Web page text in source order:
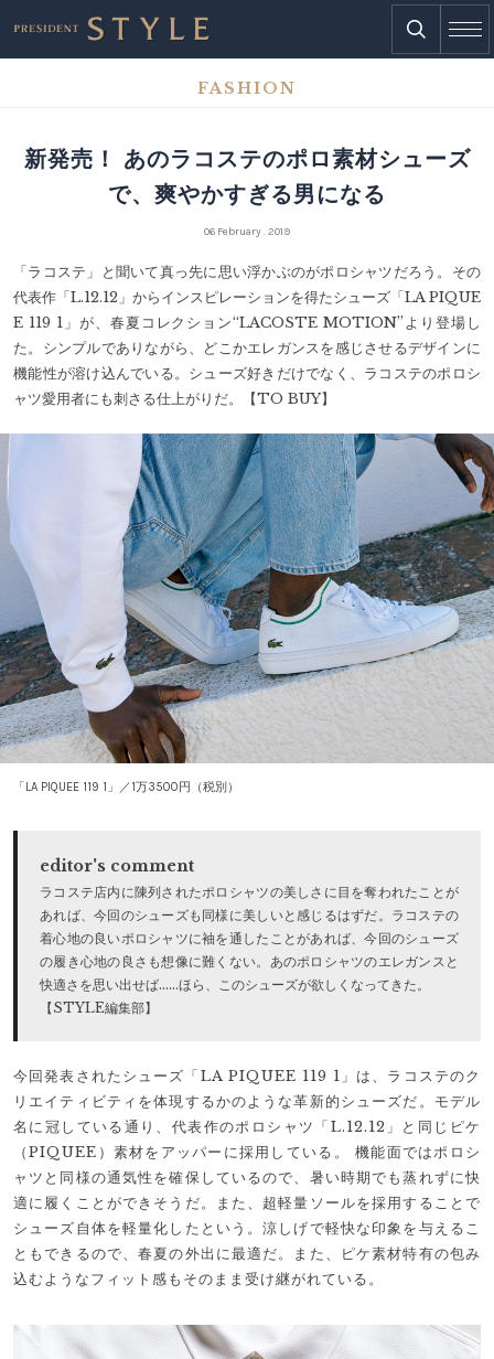
FASHION
新発売！ あのラコステのポロ素材シューズ
で、爽やかすぎる男になる
06 February . 2019
「ラコステ」と聞いて真っ先に思い浮かぶのがポロシャツだろう。その
代表作「L.12.12」からインスピレーションを得たシューズ「LA PIQUE
E 119 1」が、春夏コレクション“LACOSTE MOTION”より登場し
た。シンプルでありながら、どこかエレガンスを感じさせるデザインに
機能性が溶け込んでいる。シューズ好きだけでなく、ラコステのポロシ
ャツ愛用者にも刺さる仕上がりだ。【TO BUY】
「LA PIQUEE 119 1」／1万3500円（税別）
editor's comment
ラコステ店内に陳列されたポロシャツの美しさに目を奪われたことが
あれば、今回のシューズも同様に美しいと感じるはずだ。ラコステの
着心地の良いポロシャツに袖を通したことがあれば、今回のシューズ
の履き心地の良さも想像に難くない。あのポロシャツのエレガンスと
快適さを思い出せば……ほら、このシューズが欲しくなってきた。
【STYLE編集部】
今回発表されたシューズ「LA PIQUEE 119 1」は、ラコステのク
リエイティビティを体現するかのような革新的シューズだ。モデル
名に冠している通り、代表作のポロシャツ「L.12.12」と同じピケ
（PIQUEE）素材をアッパーに採用している。 機能面ではポロシ
ャツと同様の通気性を確保しているので、暑い時期でも蒸れずに快
適に履くことができそうだ。また、超軽量ソールを採用することで
シューズ自体を軽量化したという。涼しげで軽快な印象を与えるこ
ともできるので、春夏の外出に最適だ。また、ピケ素材特有の包み
込むようなフィット感もそのまま受け継がれている。